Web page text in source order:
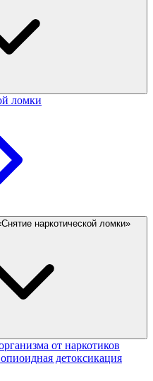
ломки
наркотической ломки»
от наркотиков
детоксикация